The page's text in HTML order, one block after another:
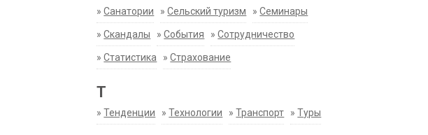
»Санатории »Сельский туризм »Семинары
»Скандалы »События »Сотрудничество
»Статистика »Страхование
Т
»Тенденции »Технологии »Транспорт »Туры